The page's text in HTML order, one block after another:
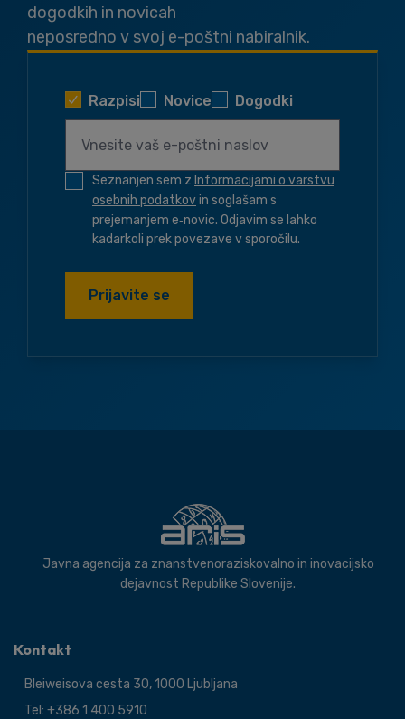
dogodkih in novicah
neposredno v svoj e-poštni nabiralnik.
Razpisi Novice Dogodki
Seznanjen sem z Informacijami o varstvu
osebnih podatkovin soglašam s
prejemanjem e‑novic. Odjavim se lahko
kadarkoli prek povezave v sporočilu.
Prijavite se
Javna agencija za znanstvenoraziskovalno in inovacijsko
dejavnost Republike Slovenije.
Kontakt
Bleiweisova cesta 30, 1000 Ljubljana
Tel: +386 1 400 5910